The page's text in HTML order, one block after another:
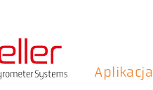
Aplikacja